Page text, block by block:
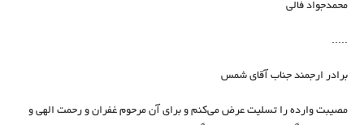
محمدجواد فالي
.....
برادر ارجمند جناب آقای شمس
مصیبت وارده را تسلیت عرض می‌کنم و برای آن مرحوم غفران و رحمت الهی و